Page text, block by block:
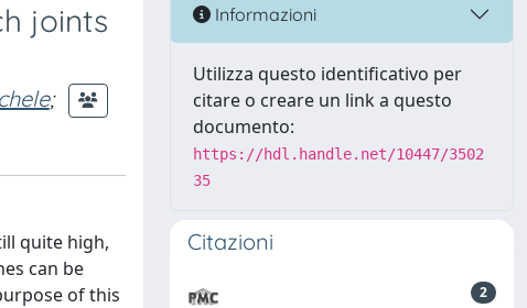
joints
;
quite high,
can be
of this
Informazioni
Utilizza questo identificativo per
citare o creare un link a questo
documento:
https://hdl.handle.net/10447/3502
35
Citazioni
2